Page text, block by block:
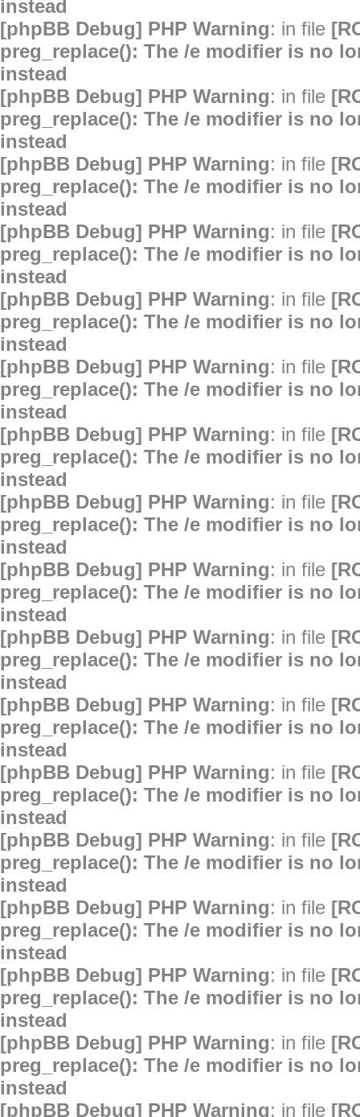
instead
[phpBB Debug] PHP Warning: in file
preg_replace(): The /e modifier is no
instead
[phpBB Debug] PHP Warning: in file
preg_replace(): The /e modifier is no
instead
[phpBB Debug] PHP Warning: in file
preg_replace(): The /e modifier is no
instead
[phpBB Debug] PHP Warning: in file
preg_replace(): The /e modifier is no
instead
[phpBB Debug] PHP Warning: in file
preg_replace(): The /e modifier is no
instead
[phpBB Debug] PHP Warning: in file
preg_replace(): The /e modifier is no
instead
[phpBB Debug] PHP Warning: in file
preg_replace(): The /e modifier is no
instead
[phpBB Debug] PHP Warning: in file
preg_replace(): The /e modifier is no
instead
[phpBB Debug] PHP Warning: in file
preg_replace(): The /e modifier is no
instead
[phpBB Debug] PHP Warning: in file
preg_replace(): The /e modifier is no
instead
[phpBB Debug] PHP Warning: in file
preg_replace(): The /e modifier is no
instead
[phpBB Debug] PHP Warning: in file
preg_replace(): The /e modifier is no
instead
[phpBB Debug] PHP Warning: in file
preg_replace(): The /e modifier is no
instead
[phpBB Debug] PHP Warning: in file
preg_replace(): The /e modifier is no
instead
[phpBB Debug] PHP Warning: in file
preg_replace(): The /e modifier is no
instead
[phpBB Debug] PHP Warning: in file
preg_replace(): The /e modifier is no
instead
[phpBB Debug] PHP Warning: in file